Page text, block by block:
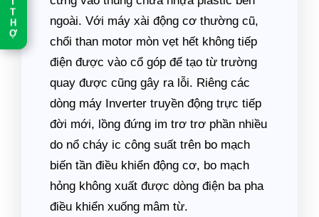
T
T
H
Ợ
ngoài. Với máy xài động cơ thường cũ,
chổi than motor mòn vẹt hết không tiếp
điện được vào cổ góp để tạo từ trường
quay được cũng gây ra lỗi. Riêng các
dòng máy Inverter truyền động trực tiếp
đời mới, lồng đứng im trơ trơ phần nhiều
do nổ cháy ic công suất trên bo mạch
biến tần điều khiển động cơ, bo mạch
hỏng không xuất được dòng điện ba pha
điều khiển xuống mâm từ.